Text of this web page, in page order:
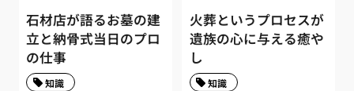
石材店が語るお墓の建
立と納骨式当日のプロ
の仕事
知識
火葬というプロセスが
遺族の心に与える癒や
し
知識